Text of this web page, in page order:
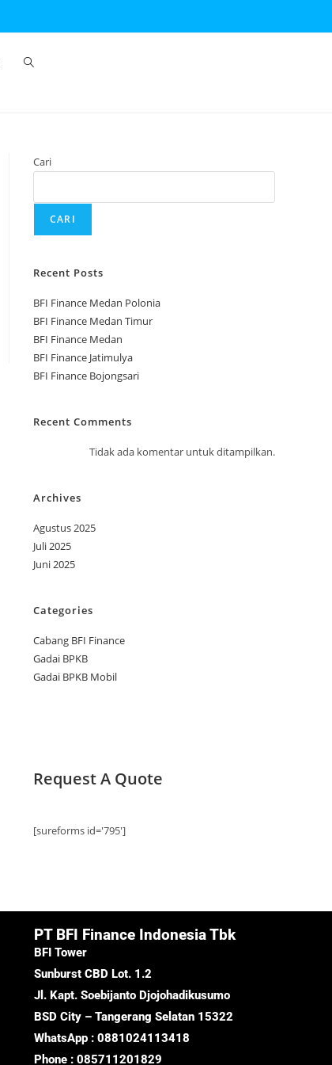
Cari
CARI
Recent Posts
BFI Finance Medan Polonia
BFI Finance Medan Timur
BFI Finance Medan
BFI Finance Jatimulya
BFI Finance Bojongsari
Recent Comments
Tidak ada komentar untuk ditampilkan.
Archives
Agustus 2025
Juli 2025
Juni 2025
Categories
Cabang BFI Finance
Gadai BPKB
Gadai BPKB Mobil
Request A Quote
[sureforms id='795']
PT BFI Finance Indonesia Tbk
BFI Tower
Sunburst CBD Lot. 1.2
Jl. Kapt. Soebijanto Djojohadikusumo
BSD City – Tangerang Selatan 15322
WhatsApp : 0881024113418
Phone : 085711201829